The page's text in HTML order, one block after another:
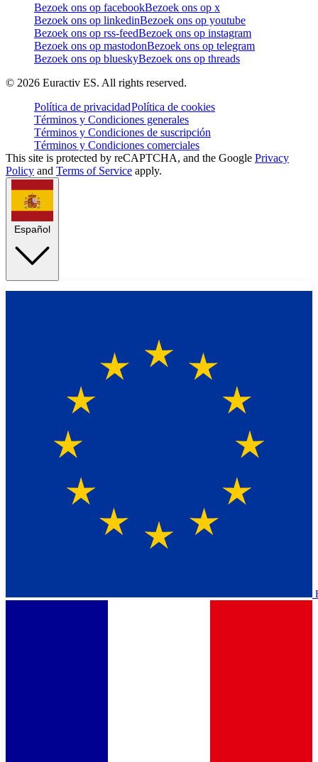
Bezoek ons op facebookBezoek ons op x
Bezoek ons op linkedinBezoek ons op youtube
Bezoek ons op rss-feedBezoek ons op instagram
Bezoek ons op mastodonBezoek ons op telegram
Bezoek ons op blueskyBezoek ons op threads
© 2026 Euractiv ES. All rights reserved.
Política de privacidadPolítica de cookies
Términos y Condiciones generales
Términos y Condiciones de suscripción
Términos y Condiciones comerciales
This site is protected by reCAPTCHA, and the Google Privacy
Policy and Terms of Service apply.
Español